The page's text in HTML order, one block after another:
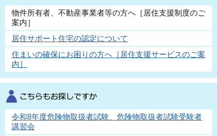
物件所有者、不動産事業者等の方へ［居住支援制度のご
案内］
居住サポート住宅の認定について
住まいの確保にお困りの方へ［居住支援サービスのご案
内］
令和8年度危険物取扱者試験、危険物取扱者試験受験者
講習会